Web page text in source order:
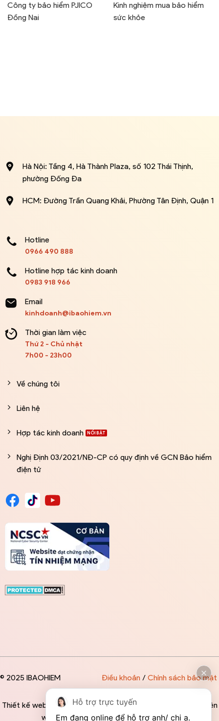
Công ty bảo hiểm PJICO
Đồng Nai
Kinh nghiệm mua bảo hiểm
sức khỏe
Hà Nội: Tầng 4, Hà Thành Plaza, số 102 Thái Thịnh,
phường Đống Đa
HCM: Đường Trần Quang Khải, Phường Tân Định, Quận 1
Hotline
0966 490 888
Hotline hợp tác kinh doanh
0983 918 966
Email
kinhdoanh@ibaohiem.vn
Thời gian làm việc
Thứ 2 - Chủ nhật
7h00 - 23h00
Về chúng tôi
Liên hệ
Hợp tác kinh doanh
Nghị Định 03/2021/NĐ-CP có quy định về GCN Bảo hiểm
điện tử
© 2025 IBAOHIEM
Thiết kế website độc quyền bởi IBAOHIEM - Mọi thông tin trên
website đều mang tính chất tham khảo
Điều khoản/ Chính sách bảo mật
Hỗ trợ trực tuyến
Em đang online để hỗ trợ anh/ chị ạ.